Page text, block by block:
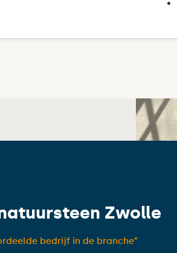
Zwolle
bedrijf in de branche”